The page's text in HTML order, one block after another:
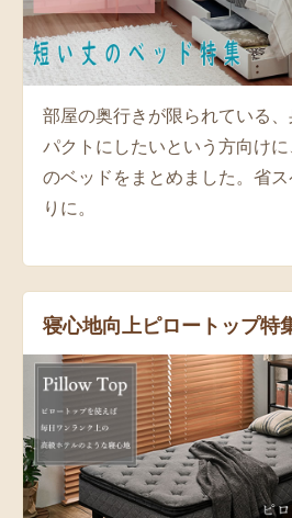
部屋の奥行きが限られている
パクトにしたいという方向け
のベッドをまとめました。省ス
りに。
寝心地向上ピロートップ特